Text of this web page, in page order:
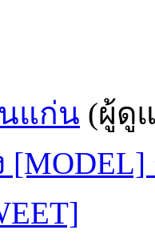
แก่น (ผู้ดู